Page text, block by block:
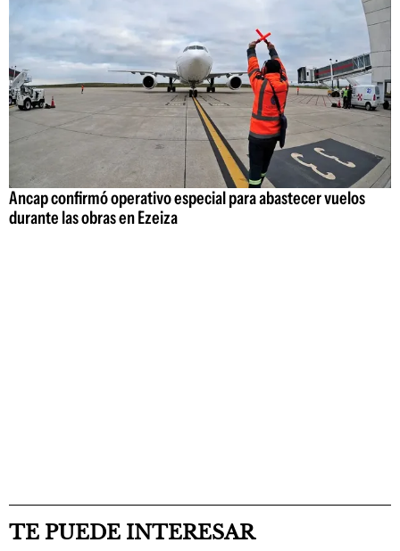
Ancap confirmó operativo especial para abastecer vuelos
durante las obras en Ezeiza
TE PUEDE INTERESAR